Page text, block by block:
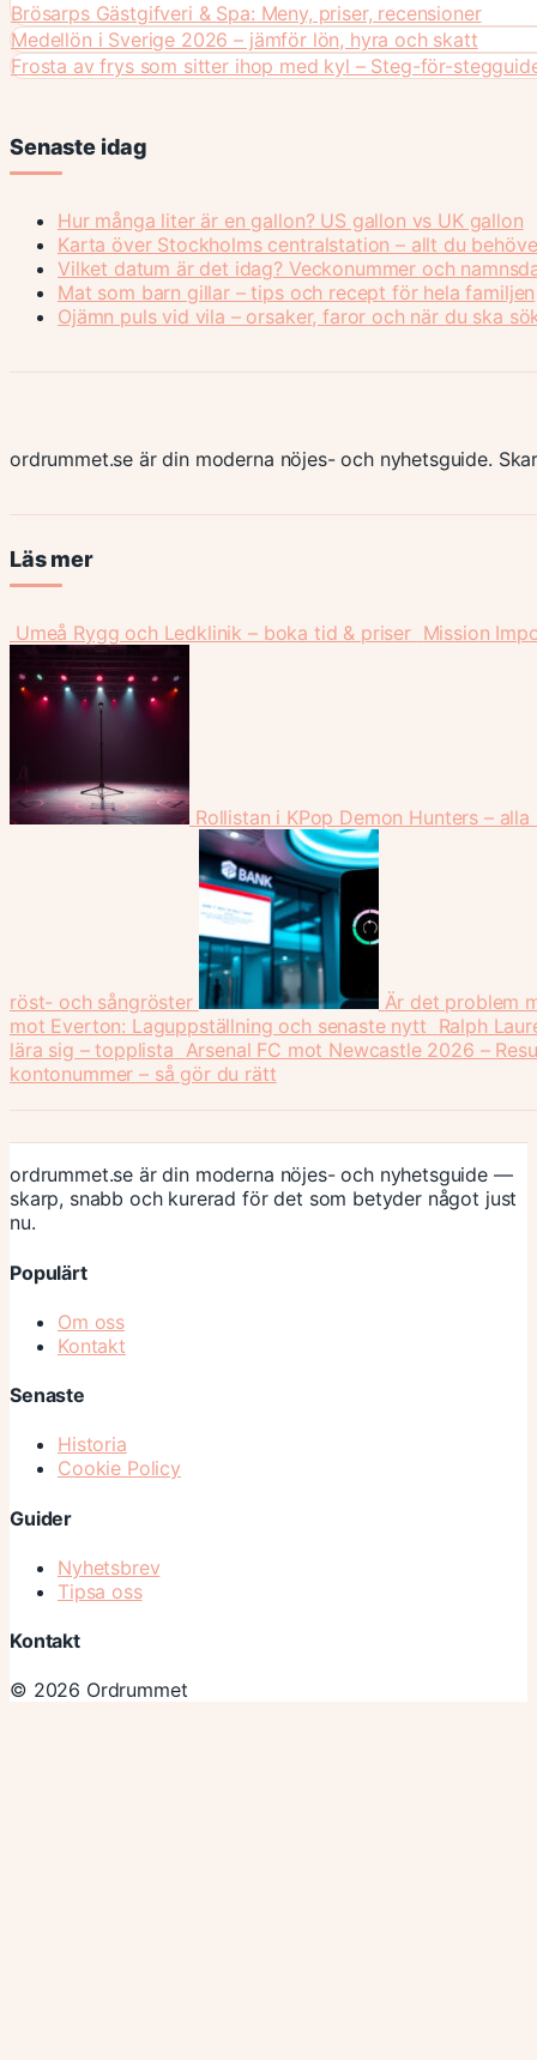
Brösarps Gästgifveri & Spa: Meny, priser, recensioner
Medellön i Sverige 2026 – jämför lön, hyra och skatt
Frosta av frys som sitter ihop med kyl – Steg-för-
Senaste idag
Hur många liter är en gallon? US gallon vs UK gallon
Karta över Stockholms centralstation – allt du
Vilket datum är det idag? Veckonummer och
Mat som barn gillar – tips och recept för hela familjen
Ojämn puls vid vila – orsaker, faror och när du ska
ordrummet.se är din moderna nöjes- och nyhetsguide.
Läs mer
Umeå Rygg och Ledklinik – boka tid & priser Mission
Rollistan i KPop Demon Hunters –
röst- och sångröster
Är det problem
mot Everton: Laguppställning och senaste nytt Ralph
lära sig – topplista Arsenal FC mot Newcastle 2026 –
kontonummer – så gör du rätt
ordrummet.se är din moderna nöjes- och nyhetsguide —
skarp, snabb och kurerad för det som betyder något just
nu.
Populärt
Om oss
Kontakt
Senaste
Historia
Cookie Policy
Guider
Nyhetsbrev
Tipsa oss
Kontakt
© 2026 Ordrummet